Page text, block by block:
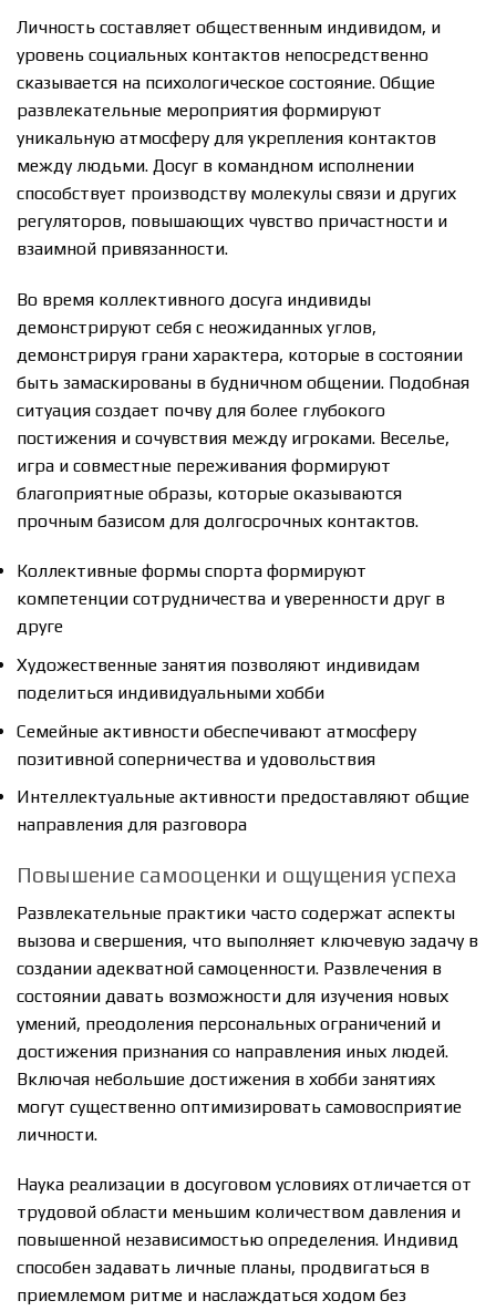
Личность составляет общественным индивидом, и
уровень социальных контактов непосредственно
сказывается на психологическое состояние. Общие
развлекательные мероприятия формируют
уникальную атмосферу для укрепления контактов
между людьми. Досуг в командном исполнении
способствует производству молекулы связи и других
регуляторов, повышающих чувство причастности и
взаимной привязанности.
Во время коллективного досуга индивиды
демонстрируют себя с неожиданных углов,
демонстрируя грани характера, которые в состоянии
быть замаскированы в будничном общении. Подобная
ситуация создает почву для более глубокого
постижения и сочувствия между игроками. Веселье,
игра и совместные переживания формируют
благоприятные образы, которые оказываются
прочным базисом для долгосрочных контактов.
Коллективные формы спорта формируют
компетенции сотрудничества и уверенности друг в
друге
Художественные занятия позволяют индивидам
поделиться индивидуальными хобби
Семейные активности обеспечивают атмосферу
позитивной соперничества и удовольствия
Интеллектуальные активности предоставляют общие
направления для разговора
Повышение самооценки и ощущения успеха
Развлекательные практики часто содержат аспекты
вызова и свершения, что выполняет ключевую задачу в
создании адекватной самоценности. Развлечения в
состоянии давать возможности для изучения новых
умений, преодоления персональных ограничений и
достижения признания со направления иных людей.
Включая небольшие достижения в хобби занятиях
могут существенно оптимизировать самовосприятие
личности.
Наука реализации в досуговом условиях отличается от
трудовой области меньшим количеством давления и
повышенной независимостью определения. Индивид
способен задавать личные планы, продвигаться в
приемлемом ритме и наслаждаться ходом без